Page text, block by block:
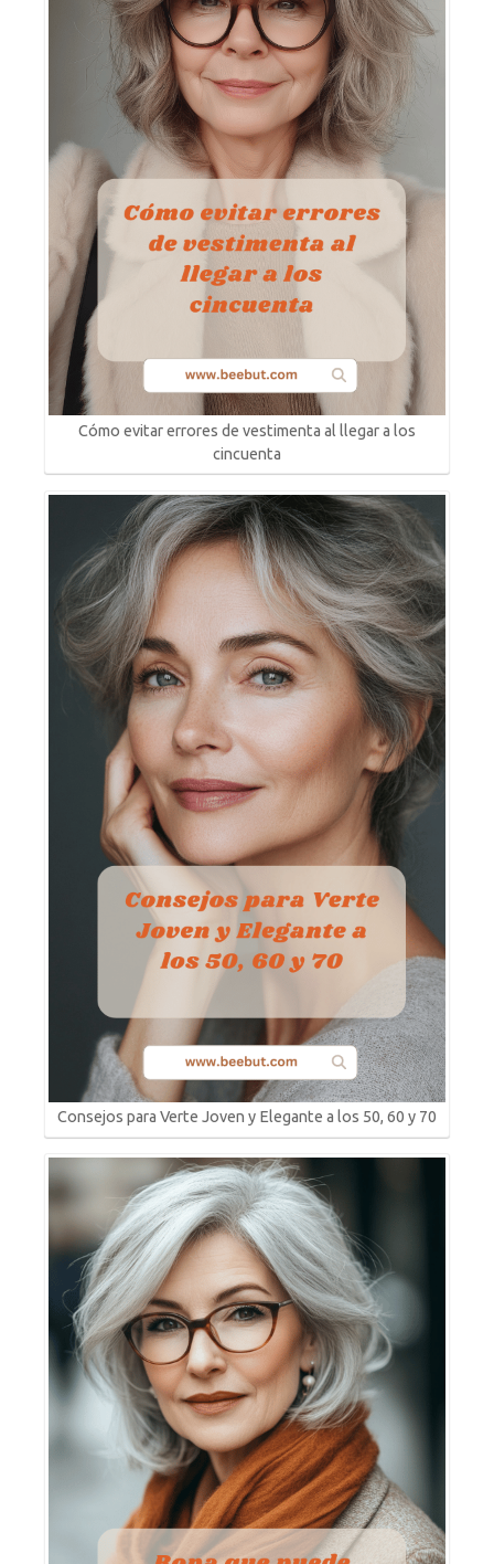
Cómo evitar errores de vestimenta al llegar a los
cincuenta
Consejos para Verte Joven y Elegante a los 50, 60 y 70